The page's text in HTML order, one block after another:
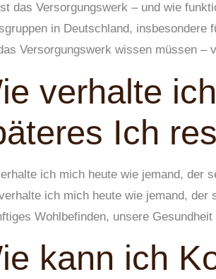
das Versorgungswerk – und wie
in Deutschland,
Versorgungswerk wissen müssen –
verhalte
Ich
ich mich heute wie jemand, der
ich mich heute wie jemand,
Wohlbefinden, unsere
kann ich